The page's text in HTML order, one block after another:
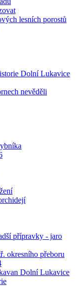
lesních porostů
Dolní Lukavice
nevěděli
přípravky - jaro
okresního přeboru
Dolní Lukavice